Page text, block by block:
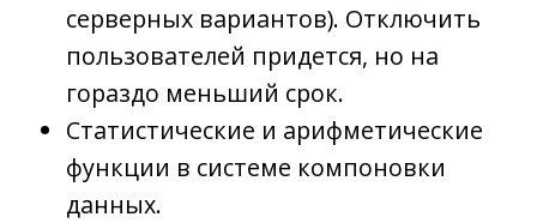
серверных вариантов). Отключить
пользователей придется, но на
гораздо меньший срок.
Статистические и арифметические
функции в системе компоновки
данных.